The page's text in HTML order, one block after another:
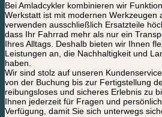
Bei Amladcykler kombinieren wir
Werkstatt ist mit modernen Werkzeugen
verwenden ausschließlich Ersatzteile
dass Ihr Fahrrad mehr als nur ein
Ihres Alltags. Deshalb bieten wir Ihnen
Leistungen an, die Nachhaltigkeit und
haben.
Wir sind stolz auf unseren
von der Buchung bis zur Fertigstellung
reibungsloses und sicheres Erlebnis zu
Ihnen jederzeit für Fragen und
Verfügung, damit Sie sich unterwegs